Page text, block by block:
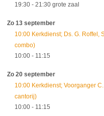
19:30 - 21:30 grote zaal
Zo 13 september
10:00 Kerkdienst; Ds. G. Roffel,
combo)
10:00 - 11:15
Zo 20 september
10:00 Kerkdienst; Voorganger
cantorij)
10:00 - 11:15